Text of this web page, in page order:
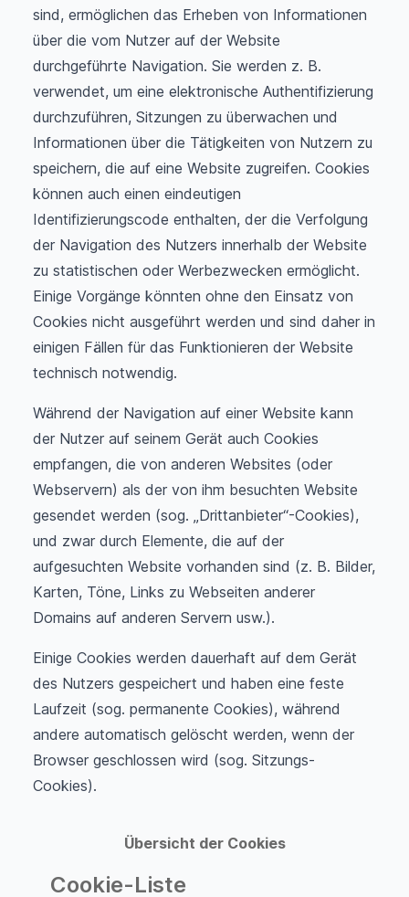
sind, ermöglichen das Erheben von Informationen
über die vom Nutzer auf der Website
durchgeführte Navigation. Sie werden z. B.
verwendet, um eine elektronische Authentifizierung
durchzuführen, Sitzungen zu überwachen und
Informationen über die Tätigkeiten von Nutzern zu
speichern, die auf eine Website zugreifen. Cookies
können auch einen eindeutigen
Identifizierungscode enthalten, der die Verfolgung
der Navigation des Nutzers innerhalb der Website
zu statistischen oder Werbezwecken ermöglicht.
Einige Vorgänge könnten ohne den Einsatz von
Cookies nicht ausgeführt werden und sind daher in
einigen Fällen für das Funktionieren der Website
technisch notwendig.
Während der Navigation auf einer Website kann
der Nutzer auf seinem Gerät auch Cookies
empfangen, die von anderen Websites (oder
Webservern) als der von ihm besuchten Website
gesendet werden (sog. „Drittanbieter“-Cookies),
und zwar durch Elemente, die auf der
aufgesuchten Website vorhanden sind (z. B. Bilder,
Karten, Töne, Links zu Webseiten anderer
Domains auf anderen Servern usw.).
Einige Cookies werden dauerhaft auf dem Gerät
des Nutzers gespeichert und haben eine feste
Laufzeit (sog. permanente Cookies), während
andere automatisch gelöscht werden, wenn der
Browser geschlossen wird (sog. Sitzungs-
Cookies).
Übersicht der Cookies
Cookie-Liste